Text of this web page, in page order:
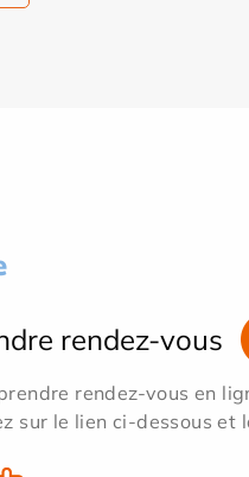
rendez-vous
rendez-vous en
sur le lien ci-dessous et